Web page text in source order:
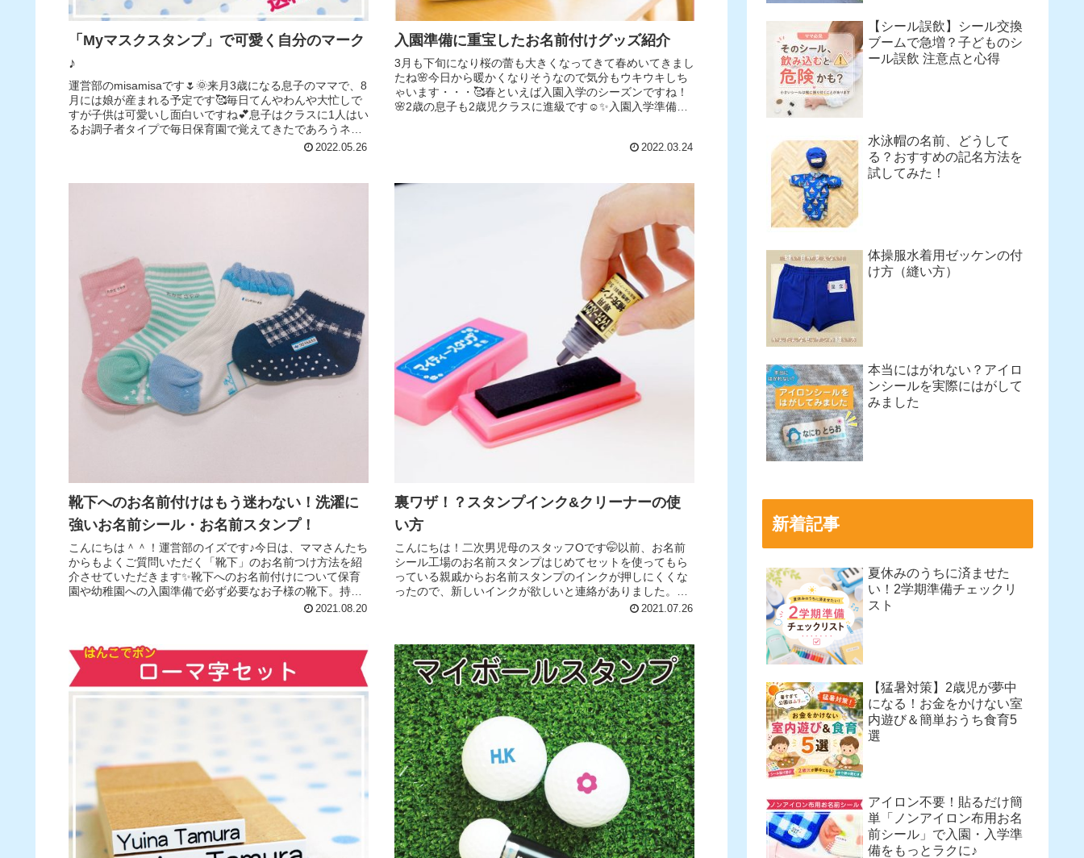
「Myマスクスタンプ」で可愛く自分のマーク
♪
運営部のmisamisaです🌷🌞来月3歳になる息子のママで、8
月には娘が産まれる予定です🥰毎日てんやわんや大忙しで
すが子供は可愛いし面白いですね💕息子はクラスに1人はい
るお調子者タイプで毎日保育園で覚えてきたであろうネタ
2022.05.26
入園準備に重宝したお名前付けグッズ紹介
3月も下旬になり桜の蕾も大きくなってきて春めいてきまし
たね🌸今日から暖かくなりそうなので気分もウキウキしち
ゃいます・・・🥰春といえば入園入学のシーズンですね！
🌸2歳の息子も2歳児クラスに進級です☺✨入園入学準備は
2022.03.24
靴下へのお名前付けはもう迷わない！洗濯に
強いお名前シール・お名前スタンプ！
こんにちは＾＾！運営部のイズです♪今日は、ママさんたち
からもよくご質問いただく「靴下」のお名前つけ方法を紹
介させていただきます✨️靴下へのお名前付けについて保育
園や幼稚園への入園準備で必ず必要なお子様の靴下。持ち
2021.08.20
裏ワザ！？スタンプインク&クリーナーの使
い方
こんにちは！二次男児母のスタッフOです🤭以前、お名前
シール工場のお名前スタンプはじめてセットを使ってもら
っている親戚からお名前スタンプのインクが押しにくくな
ったので、新しいインクが欲しいと連絡がありました。一
2021.07.26
【シール誤飲】シール交換
ブームで急増？子どものシ
ール誤飲 注意点と心得
水泳帽の名前、どうして
る？おすすめの記名方法を
試してみた！
体操服水着用ゼッケンの付
け方（縫い方）
本当にはがれない？アイロ
ンシールを実際にはがして
みました
新着記事
夏休みのうちに済ませた
い！2学期準備チェックリ
スト
【猛暑対策】2歳児が夢中
になる！お金をかけない室
内遊び＆簡単おうち食育5
選
アイロン不要！貼るだけ簡
単「ノンアイロン布用お名
前シール」で入園・入学準
備をもっとラクに♪